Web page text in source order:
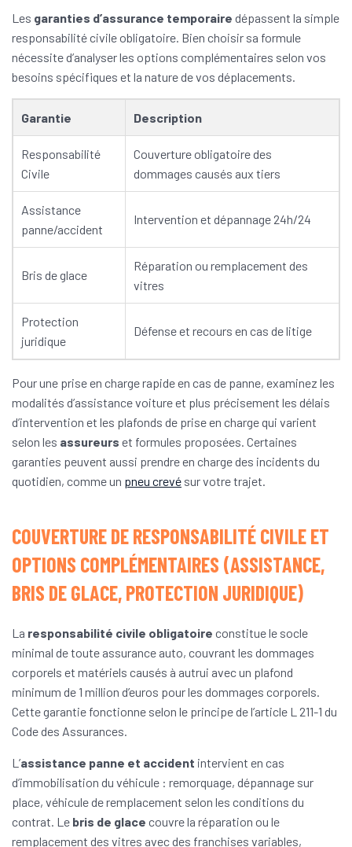
Les garanties d’assurance temporaire dépassent la simple
responsabilité civile obligatoire. Bien choisir sa formule
nécessite d’analyser les options complémentaires selon vos
besoins spécifiques et la nature de vos déplacements.
Garantie Description
Responsabilité
Civile
Couverture obligatoire des
dommages causés aux tiers
Assistance
panne/accident
Intervention et dépannage 24h/24
Bris de glace
Réparation ou remplacement des
vitres
Protection
juridique
Défense et recours en cas de litige
Pour une prise en charge rapide en cas de panne, examinez les
modalités d’assistance voiture et plus précisement les délais
d’intervention et les plafonds de prise en charge qui varient
selon les assureurs et formules proposées. Certaines
garanties peuvent aussi prendre en charge des incidents du
quotidien, comme un pneu crevé sur votre trajet.
COUVERTURE DE RESPONSABILITÉ CIVILE ET
OPTIONS COMPLÉMENTAIRES (ASSISTANCE,
BRIS DE GLACE, PROTECTION JURIDIQUE)
La responsabilité civile obligatoire constitue le socle
minimal de toute assurance auto, couvrant les dommages
corporels et matériels causés à autrui avec un plafond
minimum de 1 million d’euros pour les dommages corporels.
Cette garantie fonctionne selon le principe de l’article L 211-1 du
Code des Assurances.
L’assistance panne et accident intervient en cas
d’immobilisation du véhicule : remorquage, dépannage sur
place, véhicule de remplacement selon les conditions du
contrat. Le bris de glace couvre la réparation ou le
remplacement des vitres avec des franchises variables,